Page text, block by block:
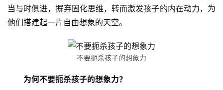
当与时俱进，摒弃固化思维，转而激发孩子的内在动力，为
他们搭建起一片自由想象的天空。
不要扼杀孩子的想象力
为何不要扼杀孩子的想象力？